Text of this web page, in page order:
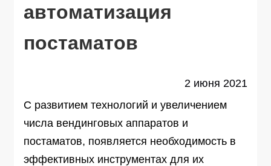
автоматизация
постаматов
2 июня 2021
С развитием технологий и увеличением
числа вендинговых аппаратов и
постаматов, появляется необходимость в
эффективных инструментах для их